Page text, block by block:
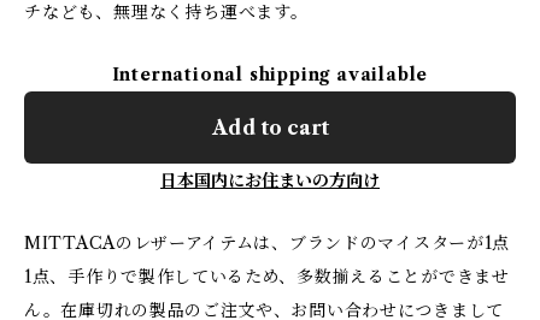
チなども、無理なく持ち運べます。
International shipping available
Add to cart
日本国内にお住まいの方向け
MITTACAのレザーアイテムは、ブランドのマイスターが1点
1点、手作りで製作しているため、多数揃えることができませ
ん。在庫切れの製品のご注文や、お問い合わせにつきまして